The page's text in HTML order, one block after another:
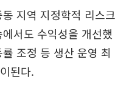
지역 지정학적 리스크
서도 수익성을 개선했
조정 등 생산 운영 최
된다.